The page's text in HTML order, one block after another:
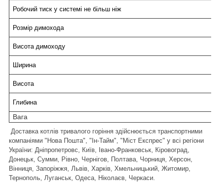
Робочий тиск у системі не більш ніж
Розмір димохода
Висота димоходу
Ширина
Висота
Глибина
Вага
Доставка котлів тривалого горіння здійснюється транспортними
компаніями "Нова Пошта", "Ін-Тайм", "Міст Експрес" у всі регіони
України: Дніпропетровс, Київ, Івано-Франковськ, Кіровоград,
Донецьк, Сумми, Рівно, Чернігов, Полтава, Чорниця, Херсон,
Вінниця, Запоріжжя, Львів, Харків, Хмельницький, Житомир,
Тернополь, Луганськ, Одеса, Ніколаєв, Черкаси.